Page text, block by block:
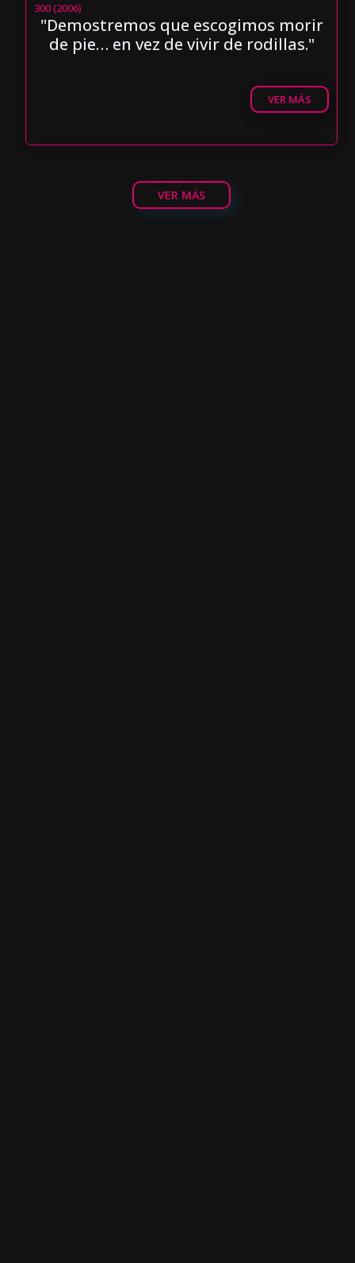
300 (2006)
"Demostremos que escogimos morir
de pie… en vez de vivir de rodillas."
VER MÁS
VER MÁS